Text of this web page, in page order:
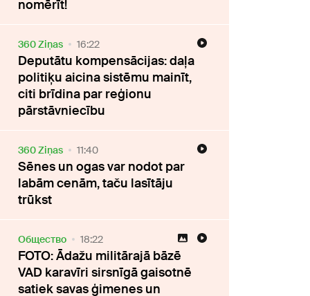
nomērīt!
360 Ziņas 16:22
Deputātu kompensācijas: daļa
politiķu aicina sistēmu mainīt,
citi brīdina par reģionu
pārstāvniecību
360 Ziņas 11:40
Sēnes un ogas var nodot par
labām cenām, taču lasītāju
trūkst
Oбщество 18:22
FOTO: Ādažu militārajā bāzē
VAD karavīri sirsnīgā gaisotnē
satiek savas ģimenes un